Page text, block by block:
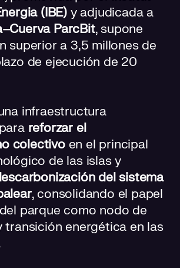
(IBE) y adjudicada a
ParcBit, supone
superior a 3,5 millones de
de ejecución de 20
infraestructura
reforzar el
colectivoen el principal
de las islas y
del sistema
, consolidando el papel
parque como nodo de
transición energética en las